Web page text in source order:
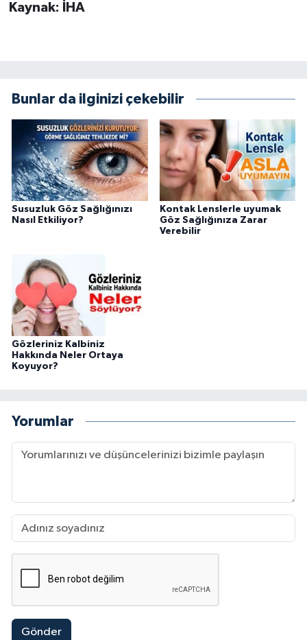
Kaynak: İHA
Bunlar da ilginizi çekebilir
Susuzluk Göz Sağlığınızı
Nasıl Etkiliyor?
Kontak Lenslerle uyumak
Göz Sağlığınıza Zarar
Verebilir
Gözleriniz Kalbiniz
Hakkında Neler Ortaya
Koyuyor?
Yorumlar
Gönder